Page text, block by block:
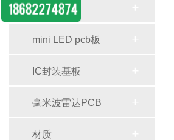
软硬结合板
mini LED pcb板
IC封装基板
毫米波雷达PCB
材质